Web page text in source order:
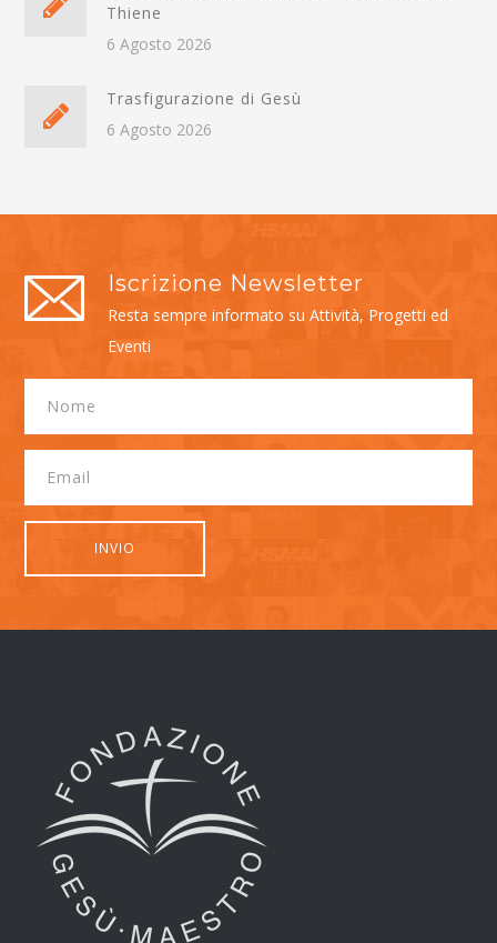
Thiene
6 Agosto 2026
Trasfigurazione di Gesù
6 Agosto 2026
Iscrizione Newsletter
Resta sempre informato su Attività, Progetti ed
Eventi